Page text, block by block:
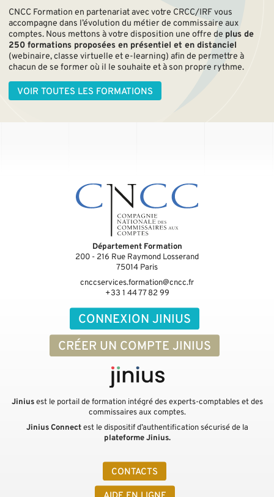
CNCC Formation en partenariat avec votre CRCC/IRF vous
accompagne dans l’évolution du métier de commissaire aux
comptes. Nous mettons à votre disposition une offre de plus de
250 formations proposées en présentiel et en distanciel
(webinaire, classe virtuelle et e-learning) afin de permettre à
chacun de se former où il le souhaite et à son propre rythme.
VOIR TOUTES LES FORMATIONS
CONNEXION JINIUS
CRÉER UN COMPTE JINIUS
CONTACTS
Département Formation
200 - 216 Rue Raymond Losserand
75014 Paris
cnccservices.formation@cncc.fr
+33 1 44 77 82 99
Jiniusest le portail de formation intégré des experts-comptables et des
commissaires aux comptes.
Jinius Connectest le dispositif d’authentification sécurisé de la
plateforme Jinius.